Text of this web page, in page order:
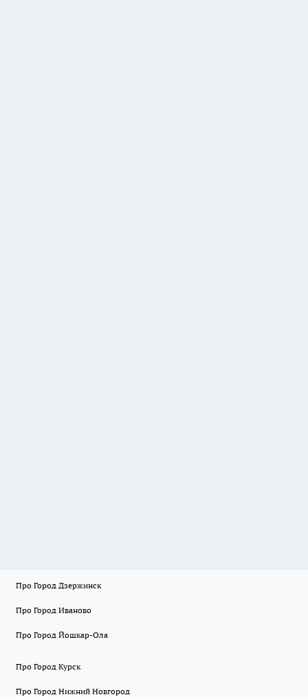
Про Город Дзержинск
Про Город Иваново
Про Город Йошкар-Ола
Про Город Курск
Про Город Нижний Новгород